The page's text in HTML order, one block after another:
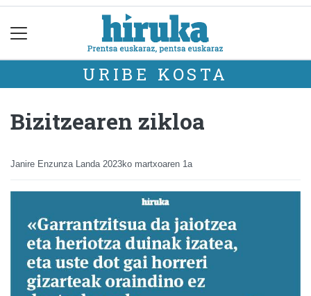
URIBE KOSTA
Bizitzearen zikloa
Janire Enzunza Landa 2023ko martxoaren 1a